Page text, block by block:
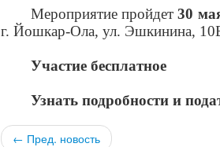
Мероприятие пройдет30
г. Йошкар-Ола, ул. Эшкинина,
Участие бесплатное
Узнать подробности и
← Пред. новость